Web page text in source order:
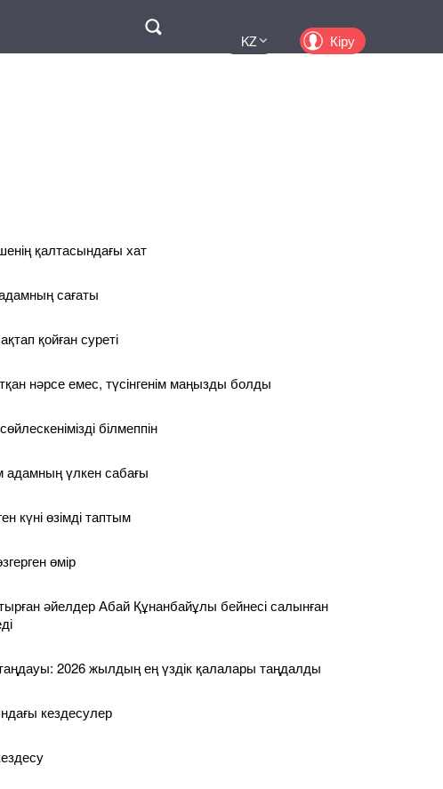
KZ Кіру
қалтасындағы хат
сағаты
қойған суреті
нәрсе емес, түсінгенім маңызды болды
білмеппін
адамның үлкен сабағы
күні өзімді таптым
өмір
әйелдер Абай Құнанбайұлы бейнесі салынған
2026 жылдың ең үздік қалалары таңдалды
кездесулер